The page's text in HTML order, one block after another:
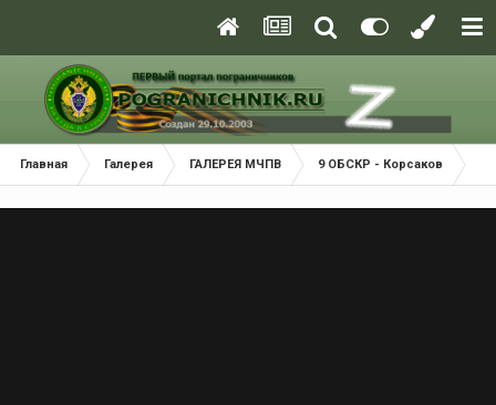
Главная Галерея ГАЛЕРЕЯ МЧПВ 9 ОБСКР - Корсаков